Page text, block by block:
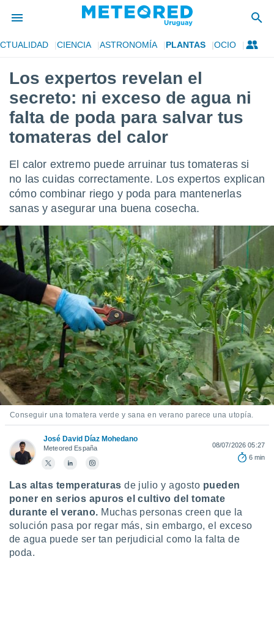
de
ha
por
para
la
que se
a este
las
y
forma
digital
basada
permite
seguir
contenido
coste.
botón
a la
la
ya sean
nuestros
y análisis
en
así como
perfil
y
ACEPTAR
Y
CONTINUAR
CONFIGURACIÓN
CIENCIA ASTRONOMÍA PLANTAS OCIO
Los expertos revelan el
secreto: ni exceso de agua ni
falta de poda para salvar tus
tomateras del calor
El calor extremo puede arruinar tus tomateras si
no las cuidas correctamente. Los expertos explican
cómo combinar riego y poda para mantenerlas
sanas y asegurar una buena cosecha.
Conseguir una tomatera verde y sana en verano parece una utopía.
José David Díaz Mohedano
Meteored España
08/07/2026 05:27
6 min
Las altas temperaturas de julio y agosto pueden
poner en serios apuros el cultivo del tomate
durante el verano. Muchas personas creen que la
solución pasa por regar más, sin embargo, el exceso
de agua puede ser tan perjudicial como la falta de
poda.